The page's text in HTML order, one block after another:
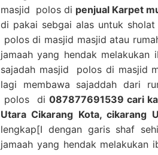
masjid polos di penjual Karpet
di pakai sebgai alas untuk
polos di masjid masjid atau
jamaah yang hendak
sajadah masjid polos di masjid
lagi membawa sajaddah dari
polos di 087877691539 cari
Utara Cikarang Kota, cikarang
lengkap[I dengan garis shaf
jamaah yang hendak